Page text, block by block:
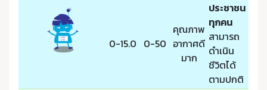
0-15.0 0-50
คุณภาพ
อากาศดี
มาก
ประชาชน
ทุกคน
สามารถ
ดำเนิน
ชีวิตได้
ตามปกติ